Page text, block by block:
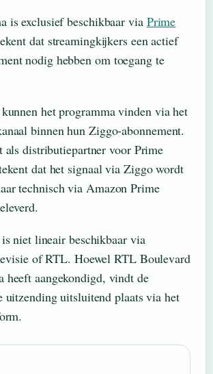
is exclusief beschikbaar via Prime
dat streamingkijkers een actief
nodig hebben om toegang te
het programma vinden via het
binnen hun Ziggo-abonnement.
als distributiepartner voor Prime
dat het signaal via Ziggo wordt
technisch via Amazon Prime
niet lineair beschikbaar via
of RTL. Hoewel RTL Boulevard
heeft aangekondigd, vindt de
uitzending uitsluitend plaats via het